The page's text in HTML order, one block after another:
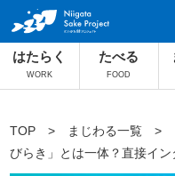
はたらく
WORK
たべる
FOOD
TOP > まじわる一覧 >
びらき」とは一体？直接イン